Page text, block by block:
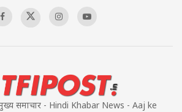
समाचार - Hindi Khabar News - Aaj ke